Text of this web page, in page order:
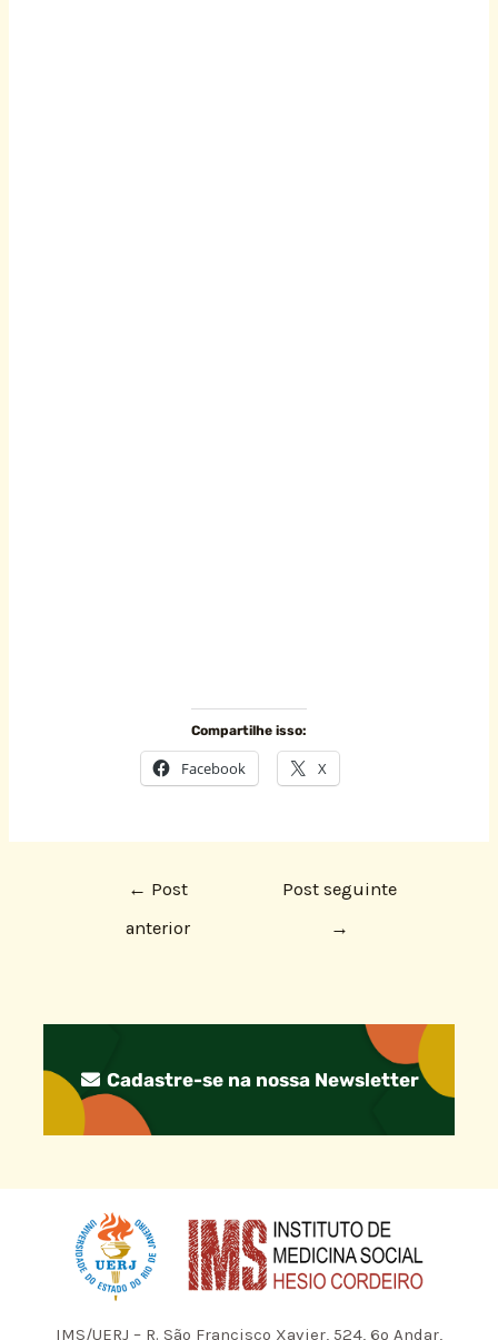
Compartilhe isso:
Facebook X
← Post
anterior
Post seguinte
→
Cadastre-se na nossa Newsletter
IMS/UERJ – R. São Francisco Xavier, 524, 6º Andar,